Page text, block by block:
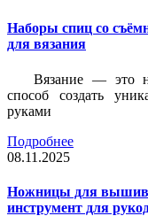
Наборы спиц со
для вязания
Вязание — это
способ создать
руками
Подробнее
08.11.2025
Ножницы для
инструмент для